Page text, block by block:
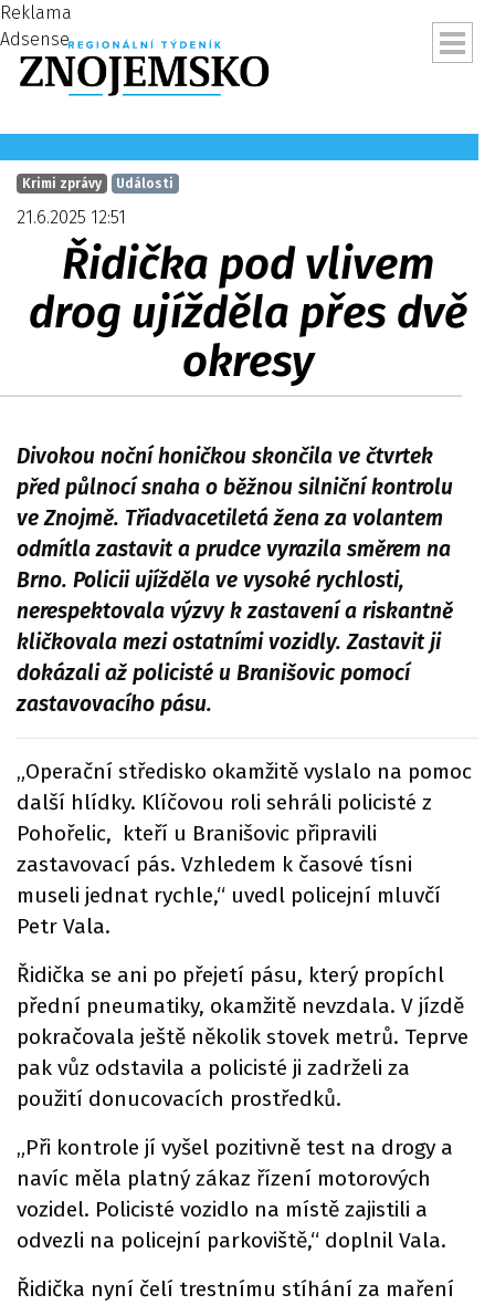
Reklama
Adsense
Krimi zprávy Události
21.6.2025 12:51
Řidička pod vlivem
drog ujížděla přes dvě
okresy
Divokou noční honičkou skončila ve čtvrtek
před půlnocí snaha o běžnou silniční kontrolu
ve Znojmě. Třiadvacetiletá žena za volantem
odmítla zastavit a prudce vyrazila směrem na
Brno. Policii ujížděla ve vysoké rychlosti,
nerespektovala výzvy k zastavení a riskantně
kličkovala mezi ostatními vozidly. Zastavit ji
dokázali až policisté u Branišovic pomocí
zastavovacího pásu.
„Operační středisko okamžitě vyslalo na pomoc
další hlídky. Klíčovou roli sehráli policisté z
Pohořelic, kteří u Branišovic připravili
zastavovací pás. Vzhledem k časové tísni
museli jednat rychle,“ uvedl policejní mluvčí
Petr Vala.
Řidička se ani po přejetí pásu, který propíchl
přední pneumatiky, okamžitě nevzdala. V jízdě
pokračovala ještě několik stovek metrů. Teprve
pak vůz odstavila a policisté ji zadrželi za
použití donucovacích prostředků.
„Při kontrole jí vyšel pozitivně test na drogy a
navíc měla platný zákaz řízení motorových
vozidel. Policisté vozidlo na místě zajistili a
odvezli na policejní parkoviště,“ doplnil Vala.
Řidička nyní čelí trestnímu stíhání za maření